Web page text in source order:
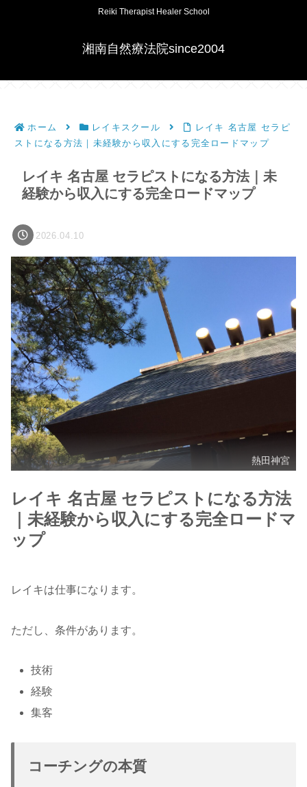
Reiki Therapist Healer School
湘南自然療法院since2004
ホーム レイキスクール
レイキ 名古屋 セラピ
ストになる方法｜未経験から収入にする完全ロードマップ
レイキ 名古屋 セラピストになる方法｜未
経験から収入にする完全ロードマップ
2026.04.10
熱田神宮
レイキ 名古屋 セラピストになる方法
｜未経験から収入にする完全ロードマ
ップ
レイキは仕事になります。
ただし、条件があります。
技術
経験
集客
コーチングの本質